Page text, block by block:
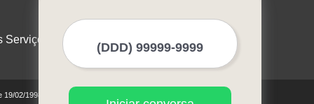
Serviços
02/1998)